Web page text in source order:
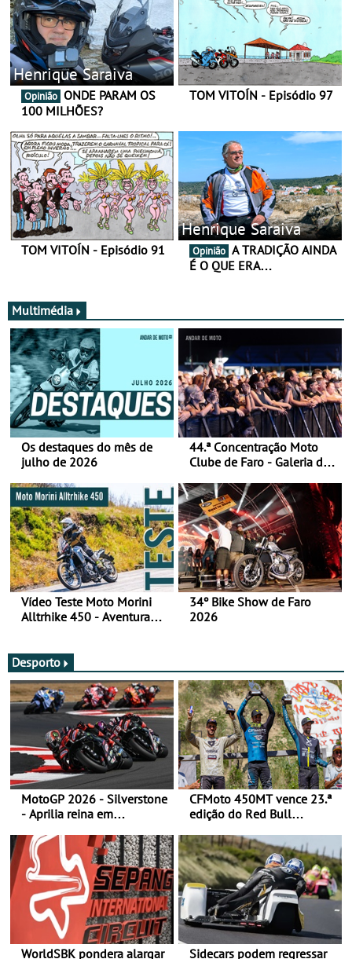
Henrique Saraiva
Opinião
100 MILHÕES?
TOM VITOÍN - Episódio 97
TOM VITOÍN - Episódio 91
Henrique Saraiva
Opinião
É O QUE ERA…
Multimédia
Os destaques do mês de
julho de 2026
44.ª Concentração Moto
Clube de Faro - Galeria de
Vídeo Teste Moto Morini
Alltrhike 450 - Aventura
34º Bike Show de Faro
2026
Desporto
MotoGP 2026 - Silverstone
- Aprilia reina em
liderança
CFMoto 450MT vence 23.ª
edição do Red Bull
Categorias Adventure -
Vitória na Ultimate, Core e
Lite
WorldSBK pondera alargar Sidecars podem regressar